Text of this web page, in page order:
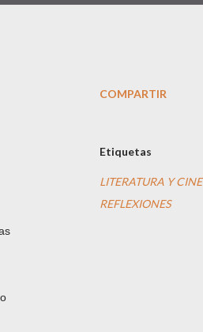
COMPARTIR
Etiquetas
LITERATURA Y CINE
REFLEXIONES